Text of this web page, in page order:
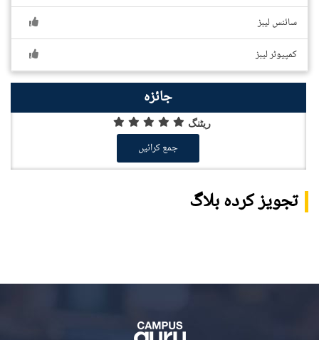
سائنس لیبز
کمپیوٹر لیبز
جائزہ
ریٹنگ
جمع کرائیں
تجویز کردہ بلاگ